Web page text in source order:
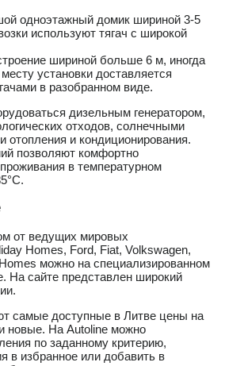
одноэтажный домик шириной 3-5
используют тягач с широкой
шириной больше 6 м, иногда
установки доставляется
в разобранном виде.
дизельным генератором,
отходов, солнечными
отопления и кондиционирования.
позволяют комфортно
в температурном
от ведущих мировых
Homes, Ford, Fiat, Volkswagen,
можно на специализированном
На сайте представлен широкий
самые доступные в Литве цены на
новые. На Autoline можно
по заданному критерию,
в избранное или добавить в